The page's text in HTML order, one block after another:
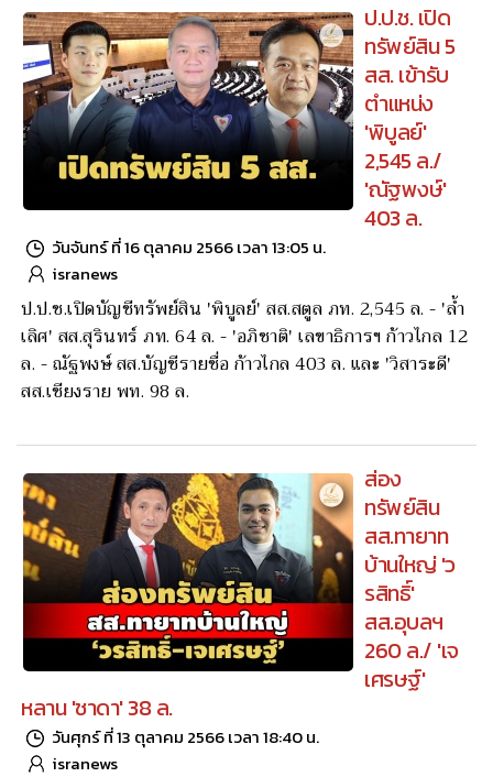
ป.ป.ช. เปิด
ทรัพย์สิน 5
สส. เข้ารับ
ตำแหน่ง
'พิบูลย์'
2,545 ล./
'ณัฐพงษ์'
403 ล.
วันจันทร์ ที่ 16 ตุลาคม 2566 เวลา 13:05 น.
isranews
ป.ป.ช.เปิดบัญชีทรัพย์สิน 'พิบูลย์' สส.สตูล ภท. 2,545 ล. - 'ล้ำ
เลิศ' สส.สุรินทร์ ภท. 64 ล. - 'อภิชาติ' เลขาธิการฯ ก้าวไกล 12
ล. - ณัฐพงษ์ สส.บัญชีรายชื่อ ก้าวไกล 403 ล. และ 'วิสาระดี'
สส.เชียงราย พท. 98 ล.
ส่อง
ทรัพย์สิน
สส.ทายาท
บ้านใหญ่ 'ว
รสิทธิ์'
สส.อุบลฯ
260 ล./ 'เจ
เศรษฐ์'
หลาน 'ชาดา' 38 ล.
วันศุกร์ ที่ 13 ตุลาคม 2566 เวลา 18:40 น.
isranews